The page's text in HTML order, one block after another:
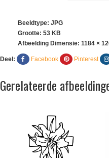
Beeldtype: JPG
Grootte: 53 KB
Afbeelding Dimensie: 1184 ×
Deel: Facebook Pinterest
Gerelateerde